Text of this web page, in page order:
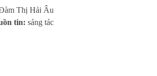
Thị Hải Âu
tin: sáng tác